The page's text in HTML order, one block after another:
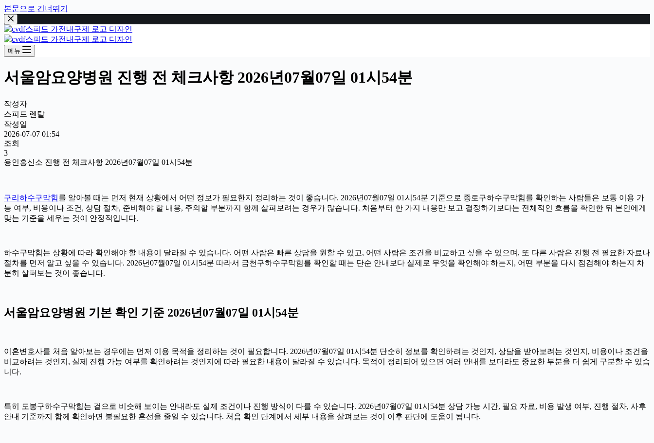
본문으로 건너뛰기
메뉴
서울암요양병원 진행 전 체크사항 2026년07월07일 01시54분
작성자
스피드 렌탈
작성일
2026-07-07 01:54
조회
3
용인흥신소 진행 전 체크사항 2026년07월07일 01시54분
구리하수구막힘를 알아볼 때는 먼저 현재 상황에서 어떤 정보가 필요한지 정리하는 것이 좋습니다. 2026년07월07일 01시54분 기준으로 종로구하수구막힘를 확인하는 사람들은 보통 이용 가
능 여부, 비용이나 조건, 상담 절차, 준비해야 할 내용, 주의할 부분까지 함께 살펴보려는 경우가 많습니다. 처음부터 한 가지 내용만 보고 결정하기보다는 전체적인 흐름을 확인한 뒤 본인에게
맞는 기준을 세우는 것이 안정적입니다.
하수구막힘는 상황에 따라 확인해야 할 내용이 달라질 수 있습니다. 어떤 사람은 빠른 상담을 원할 수 있고, 어떤 사람은 조건을 비교하고 싶을 수 있으며, 또 다른 사람은 진행 전 필요한 자료나
절차를 먼저 알고 싶을 수 있습니다. 2026년07월07일 01시54분 따라서 금천구하수구막힘를 확인할 때는 단순 안내보다 실제로 무엇을 확인해야 하는지, 어떤 부분을 다시 점검해야 하는지 차
분히 살펴보는 것이 좋습니다.
서울암요양병원 기본 확인 기준 2026년07월07일 01시54분
이혼변호사를 처음 알아보는 경우에는 먼저 이용 목적을 정리하는 것이 필요합니다. 2026년07월07일 01시54분 단순히 정보를 확인하려는 것인지, 상담을 받아보려는 것인지, 비용이나 조건을
비교하려는 것인지, 실제 진행 가능 여부를 확인하려는 것인지에 따라 필요한 내용이 달라질 수 있습니다. 목적이 정리되어 있으면 여러 안내를 보더라도 중요한 부분을 더 쉽게 구분할 수 있습
니다.
특히 도봉구하수구막힘는 겉으로 비슷해 보이는 안내라도 실제 조건이나 진행 방식이 다를 수 있습니다. 2026년07월07일 01시54분 상담 가능 시간, 필요 자료, 비용 발생 여부, 진행 절차, 사후
안내 기준까지 함께 확인하면 불필요한 혼선을 줄일 수 있습니다. 처음 확인 단계에서 세부 내용을 살펴보는 것이 이후 판단에 도움이 됩니다.